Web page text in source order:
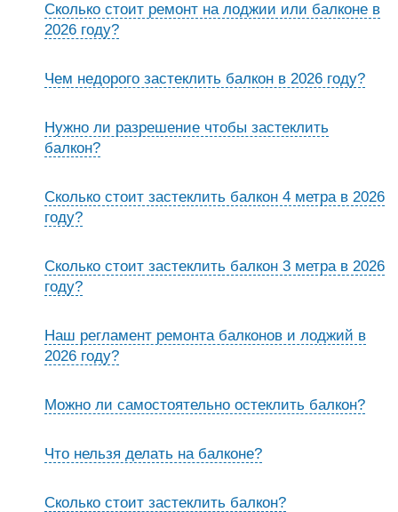
Сколько стоит ремонт на лоджии или балконе в
2026 году?
Чем недорого застеклить балкон в 2026 году?
Нужно ли разрешение чтобы застеклить
балкон?
Сколько стоит застеклить балкон 4 метра в 2026
году?
Сколько стоит застеклить балкон 3 метра в 2026
году?
Наш регламент ремонта балконов и лоджий в
2026 году?
Можно ли самостоятельно остеклить балкон?
Что нельзя делать на балконе?
Сколько стоит застеклить балкон?